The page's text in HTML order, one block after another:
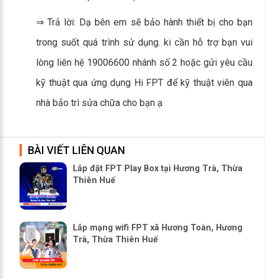
⇒ Trả lời: Dạ bên em sẽ bảo hành thiết bị cho bạn
trong suốt quá trình sử dụng. ki cần hỗ trợ bạn vui
lòng liên hệ 19006600 nhánh số 2 hoặc gửi yêu cầu
kỹ thuật qua ứng dụng Hi FPT để kỹ thuật viên qua
nhà bảo trì sửa chữa cho bạn ạ
BÀI VIẾT LIÊN QUAN
Lắp đặt FPT Play Box tại Hương Trà, Thừa
Thiên Huế
Lắp mạng wifi FPT xã Hương Toàn, Hương
Trà, Thừa Thiên Huế